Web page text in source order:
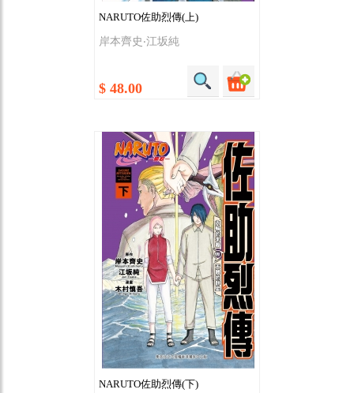
NARUTO佐助烈傳(上)
岸本齊史‧江坂純
$ 48.00
NARUTO佐助烈傳(下)